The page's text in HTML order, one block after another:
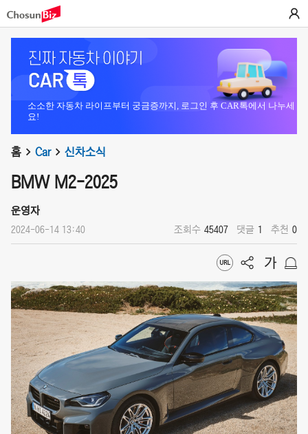
소소한 자동차 라이프부터 궁금증까지, 로그인 후 CAR톡에서 나누세
요!
홈 Car 신차소식
BMW M2-2025
운영자
2024-06-14 13:40 조회수 45407 댓글 1 추천 0